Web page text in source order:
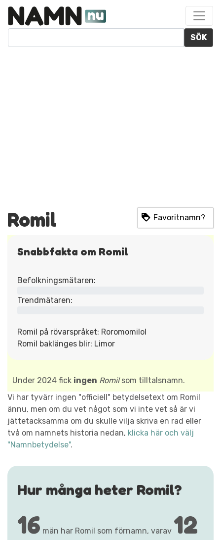
SÖK
Romil Favoritnamn?
Snabbfakta om Romil
Befolkningsmätaren:
Trendmätaren:
Romil på rövarspråket: Roromomilol
Romil baklänges blir: Limor
Under 2024 fick ingen Romilsom tilltalsnamn.
Vi har tyvärr ingen "officiell" betydelsetext om Romil
ännu, men om du vet något som vi inte vet så är vi
jättetacksamma om du skulle vilja skriva en rad eller
två om namnets historia nedan, klicka här och välj
"Namnbetydelse".
Hur många heter Romil?
16 män har Romil som förnamn, varav 12